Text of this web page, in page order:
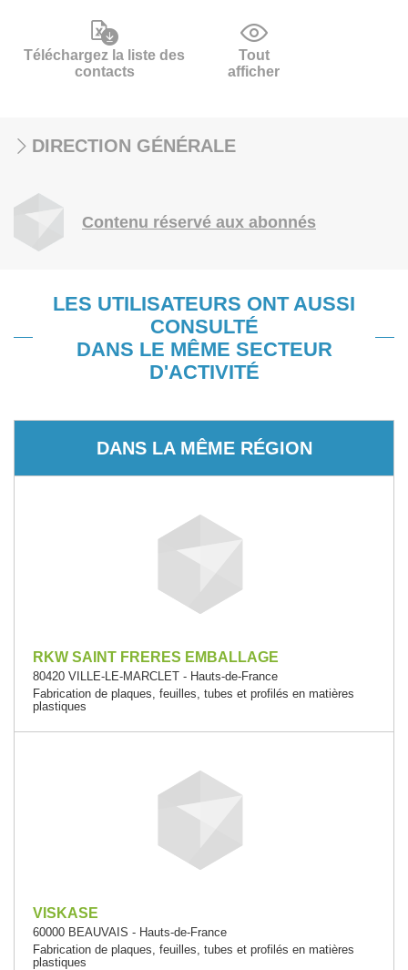
Téléchargez la liste des
contacts
Tout
afficher
DIRECTION GÉNÉRALE
Contenu réservé aux abonnés
LES UTILISATEURS ONT AUSSI
CONSULTÉ
DANS LE MÊME SECTEUR
D'ACTIVITÉ
DANS LA MÊME RÉGION
RKW SAINT FRERES EMBALLAGE
80420 VILLE-LE-MARCLET - Hauts-de-France
Fabrication de plaques, feuilles, tubes et profilés en matières
plastiques
VISKASE
60000 BEAUVAIS - Hauts-de-France
Fabrication de plaques, feuilles, tubes et profilés en matières
plastiques